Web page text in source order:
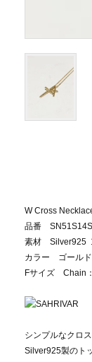
W Cross
品番 SN51S14S
素材 Silver925
カラー ゴールド
Fサイズ Chain
シンプルなクロ
Silver925製のト